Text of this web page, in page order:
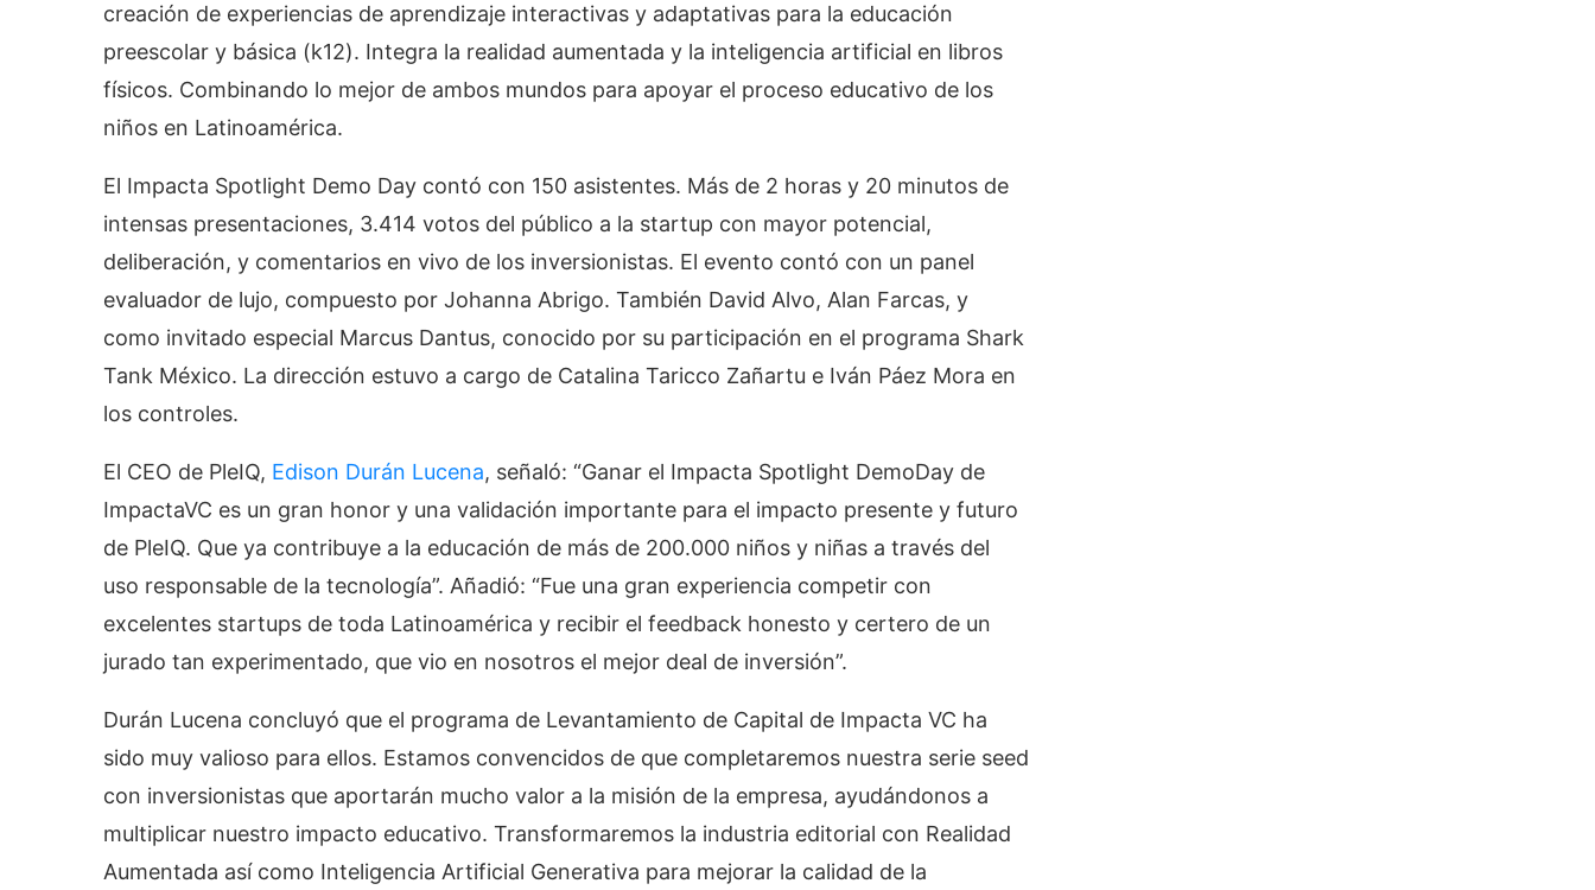
creación de experiencias de aprendizaje interactivas y adaptativas para la educación
preescolar y básica (k12). Integra la realidad aumentada y la inteligencia artificial en libros
físicos. Combinando lo mejor de ambos mundos para apoyar el proceso educativo de los
niños en Latinoamérica.
El Impacta Spotlight Demo Day contó con 150 asistentes. Más de 2 horas y 20 minutos de
intensas presentaciones, 3.414 votos del público a la startup con mayor potencial,
deliberación, y comentarios en vivo de los inversionistas. El evento contó con un panel
evaluador de lujo, compuesto por Johanna Abrigo. También David Alvo, Alan Farcas, y
como invitado especial Marcus Dantus, conocido por su participación en el programa Shark
Tank México. La dirección estuvo a cargo de Catalina Taricco Zañartu e Iván Páez Mora en
los controles.
El CEO de PleIQ, Edison Durán Lucena, señaló: “Ganar el Impacta Spotlight DemoDay de
ImpactaVC es un gran honor y una validación importante para el impacto presente y futuro
de PleIQ. Que ya contribuye a la educación de más de 200.000 niños y niñas a través del
uso responsable de la tecnología”. Añadió: “Fue una gran experiencia competir con
excelentes startups de toda Latinoamérica y recibir el feedback honesto y certero de un
jurado tan experimentado, que vio en nosotros el mejor deal de inversión”.
Durán Lucena concluyó que el programa de Levantamiento de Capital de Impacta VC ha
sido muy valioso para ellos. Estamos convencidos de que completaremos nuestra serie seed
con inversionistas que aportarán mucho valor a la misión de la empresa, ayudándonos a
multiplicar nuestro impacto educativo. Transformaremos la industria editorial con Realidad
Aumentada así como Inteligencia Artificial Generativa para mejorar la calidad de la